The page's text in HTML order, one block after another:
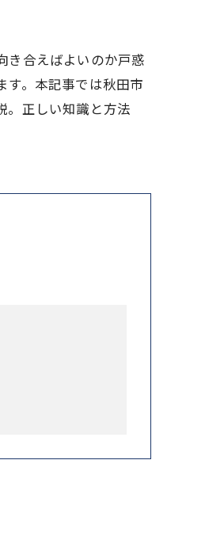
き合えばよいのか戸惑
す。本記事では秋田市
。正しい知識と方法